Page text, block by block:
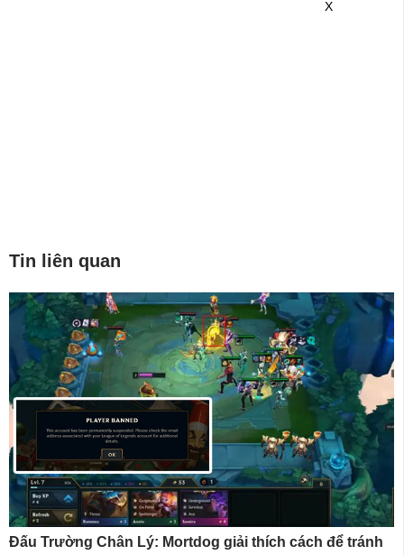
X
Tin liên quan
Đấu Trường Chân Lý: Mortdog giải thích cách để tránh